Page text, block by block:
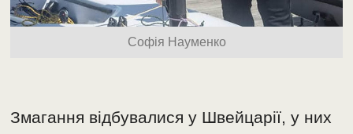
Софія Науменко
Змагання відбувалися у Швейцарії, у них